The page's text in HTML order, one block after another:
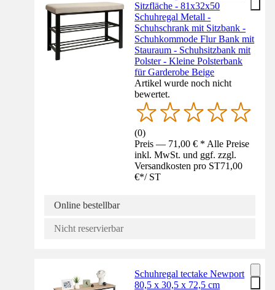
Sitzfläche - 81x32x50
Schuhregal Metall -
Schuhschrank mit Sitzbank -
Schuhkommode Flur Bank mit
Stauraum - Schuhsitzbank mit
Polster - Kleine Polsterbank
für Garderobe Beige
Artikel wurde noch nicht
bewertet.
(0)
Preis — 71,00 € * Alle Preise
inkl. MwSt. und ggf. zzgl.
Versandkosten pro ST71,00
€*/ ST
Online bestellbar
Nicht reservierbar
Schuhregal tectake Newport
80,5 x 30,5 x 72,5 cm